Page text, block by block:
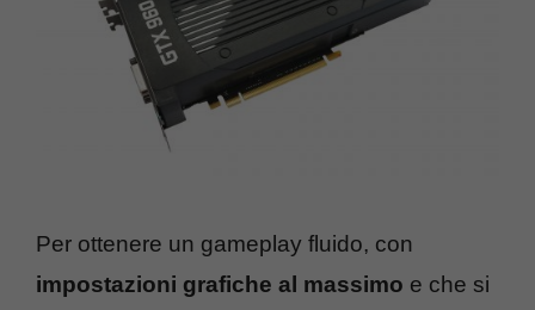
Per ottenere un gameplay fluido, con
impostazioni grafiche al massimo e che si